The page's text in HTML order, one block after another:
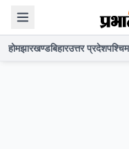
होमझारखण्डबिहारउत्तर प्रदेश